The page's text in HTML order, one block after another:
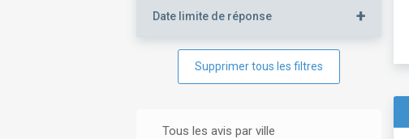
Date limite de réponse +
Supprimer tous les filtres
Tous les avis par ville